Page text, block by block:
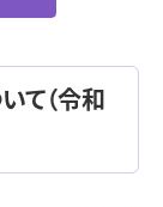
て（令和